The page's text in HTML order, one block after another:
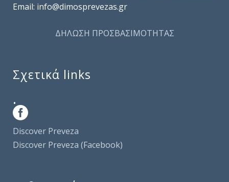
Email: info@dimosprevezas.gr
ΔΗΛΩΣΗ ΠΡΟΣΒΑΣΙΜΟΤΗΤΑΣ
Σχετικά links
.
Discover Preveza
Discover Preveza (Facebook)